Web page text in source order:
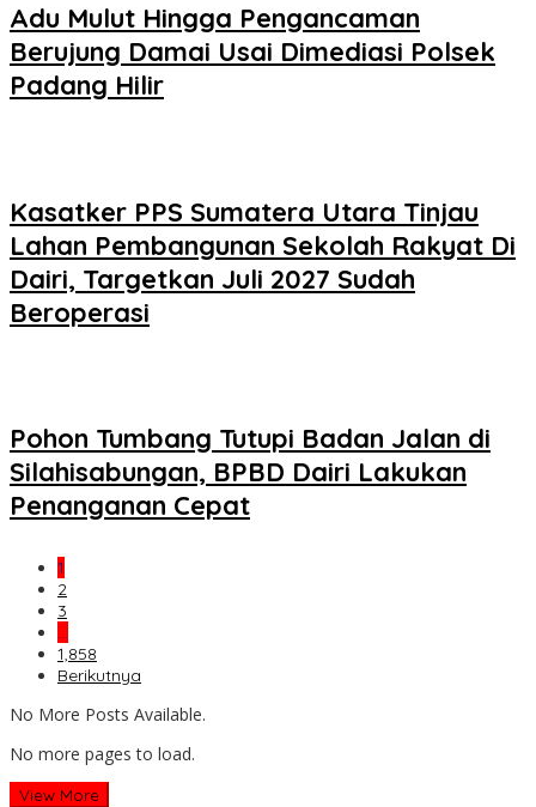
Adu Mulut Hingga Pengancaman
Berujung Damai Usai Dimediasi Polsek
Padang Hilir
Kasatker PPS Sumatera Utara Tinjau
Lahan Pembangunan Sekolah Rakyat Di
Dairi, Targetkan Juli 2027 Sudah
Beroperasi
Pohon Tumbang Tutupi Badan Jalan di
Silahisabungan, BPBD Dairi Lakukan
Penanganan Cepat
1
2
3
…
1,858
Berikutnya
No More Posts Available.
No more pages to load.
View More